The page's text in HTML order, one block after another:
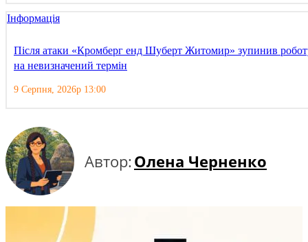
Інформація
Після атаки «Кромберг енд Шуберт Житомир» зупинив
на невизначений термін
9 Серпня, 2026р 13:00
Автор:Олена Черненко